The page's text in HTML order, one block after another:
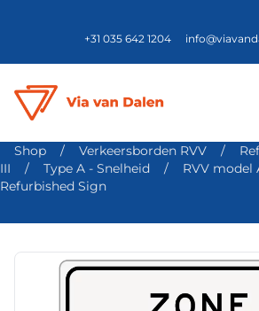
+31 035 642 1204
Shop / Verkeersborden RVV /
III
/ Type A - Snelheid /
RVV model
Refurbished Sign